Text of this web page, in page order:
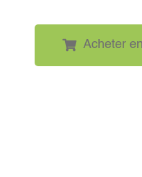
Acheter